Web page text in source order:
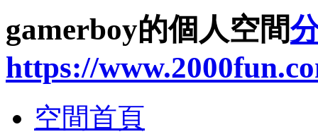
gamerboy的個人空間
https://
空間首頁